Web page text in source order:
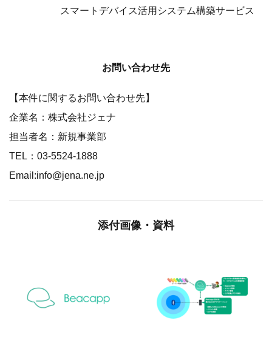
スマートデバイス活用システム構築サービス
お問い合わせ先
【本件に関するお問い合わせ先】
企業名：株式会社ジェナ
担当者名：新規事業部
TEL：03-5524-1888
Email:info@jena.ne.jp
添付画像・資料